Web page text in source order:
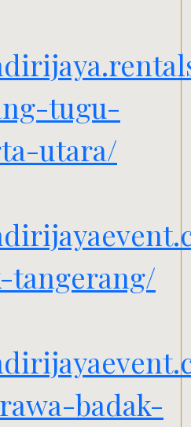
tugu-
utara/
tangerang/
badak-